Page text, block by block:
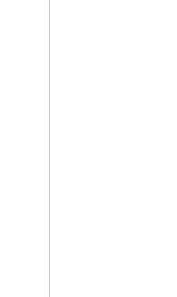
আপনার
সাজিয়ে
তৈরি হয়।